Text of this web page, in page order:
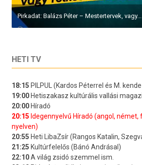
Pirkadat: Balázs Péter – Mestertervek, vagy...
HETI TV